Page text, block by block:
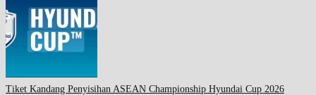
Tiket Kandang Penyisihan ASEAN Championship Hyundai Cup 2026